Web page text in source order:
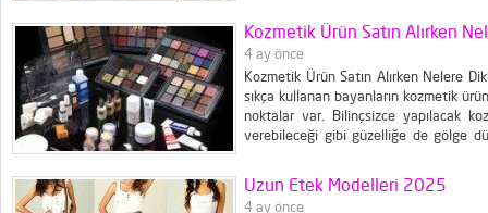
konusunda ipuçlarına sahip olmak
Kozmetik Ürün Satın Alırken
4 ay önce
Kozmetik Ürün Satın Alırken Nelere
sıkça kullanan bayanların kozmetik
noktalar var. Bilinçsizce yapılacak
verebileceği gibi güzelliğe de gölge
bulunan kimyasal ürünleri öğrenmek
Uzun Etek Modelleri 2025
4 ay önce